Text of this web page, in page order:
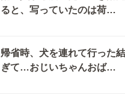
ると、写っていたのは荷…
帰省時、犬を連れて行った
ぎて…おじいちゃんおば…